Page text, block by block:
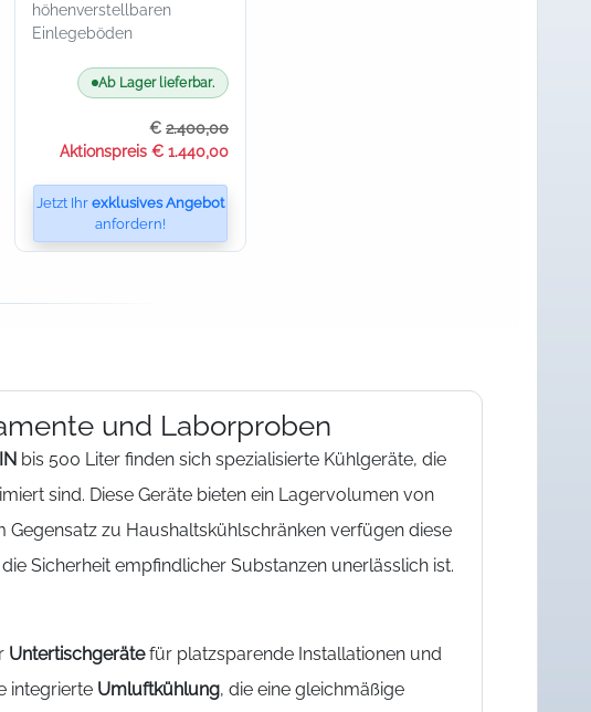
höhenverstellbaren
Einlegeböden
Ab Lager lieferbar.
€ 2.400,00
Aktionspreis € 1.440,00
Jetzt Ihr exklusives Angebot
anfordern!
und Laborproben
bis 500 Liter finden sich spezialisierte Kühlgeräte, die
sind. Diese Geräte bieten ein Lagervolumen von
zu Haushaltskühlschränken verfügen diese
Sicherheit empfindlicher Substanzen unerlässlich ist.
Untertischgerätefür platzsparende Installationen und
integrierte Umluftkühlung, die eine gleichmäßige